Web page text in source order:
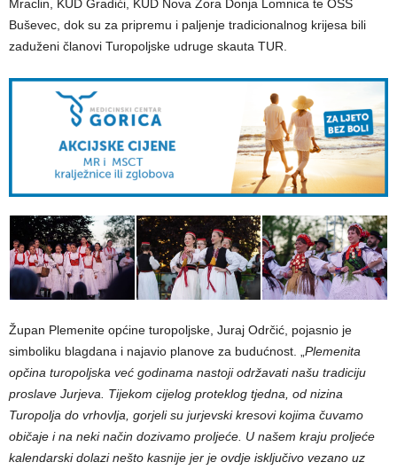
Mraclin, KUD Gradići, KUD Nova Zora Donja Lomnica te OSS
Buševec, dok su za pripremu i paljenje tradicionalnog krijesa bili
zaduženi članovi Turopoljske udruge skauta TUR.
Župan Plemenite općine turopoljske, Juraj Odrčić, pojasnio je
simboliku blagdana i najavio planove za budućnost. „ Plemenita
opčina turopoljska već godinama nastoji održavati našu tradiciju
proslave Jurjeva. Tijekom cijelog proteklog tjedna, od nizina
Turopolja do vrhovlja, gorjeli su jurjevski kresovi kojima čuvamo
običaje i na neki način dozivamo proljeće. U našem kraju proljeće
kalendarski dolazi nešto kasnije jer je ovdje isključivo vezano uz